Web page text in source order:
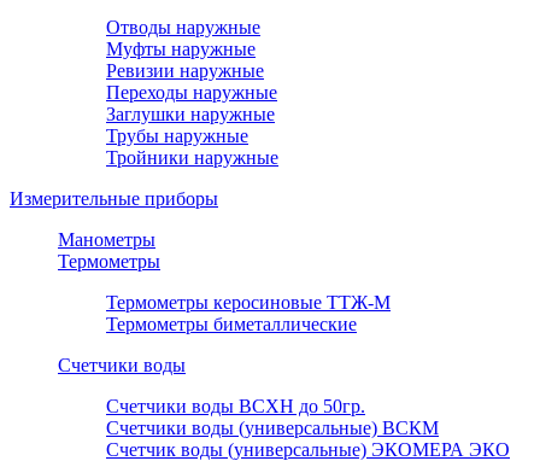
Отводы наружные
Муфты наружные
Ревизии наружные
Переходы наружные
Заглушки наружные
Трубы наружные
Тройники наружные
Измерительные приборы
Манометры
Термометры
Термометры керосиновые ТТЖ-М
Термометры биметаллические
Счетчики воды
Счетчики воды ВСХН до 50гр.
Счетчики воды (универсальные) ВСКМ
Счетчик воды (универсальные) ЭКОМЕРА ЭКО